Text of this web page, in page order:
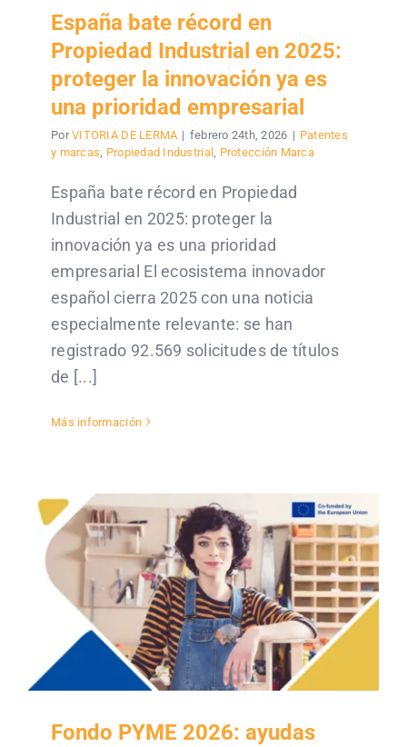
España bate récord en
Propiedad Industrial en 2025:
proteger la innovación ya es
una prioridad empresarial
PorVITORIA DE LERMA | febrero 24th, 2026 | Patentes
y marcas Propiedad Industrial Protección Marca
España bate récord en Propiedad
Industrial en 2025: proteger la
innovación ya es una prioridad
empresarial El ecosistema innovador
español cierra 2025 con una noticia
especialmente relevante: se han
registrado 92.569 solicitudes de títulos
de [...]
Más información
Fondo PYME 2026: ayudas